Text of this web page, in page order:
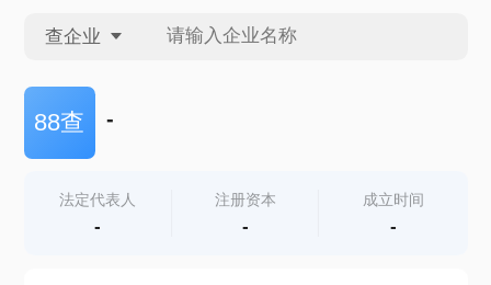
查企业
查企业
查产地
88查 -
法定代表人
-
注册资本
-
成立时间
-